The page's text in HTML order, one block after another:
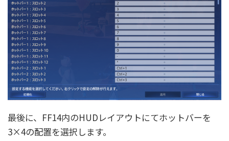
最後に、FF14内のHUDレイアウトにてホットバーを
3×4の配置を選択します。